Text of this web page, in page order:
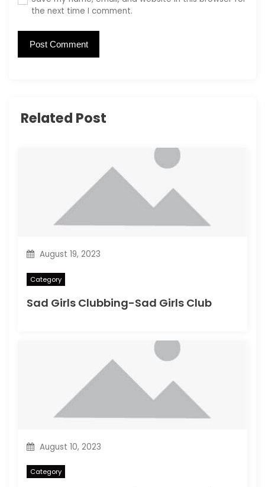
the next time I comment.
Related Post
August 19, 2023
Category
Sad Girls Clubbing-Sad Girls Club
August 10, 2023
Category